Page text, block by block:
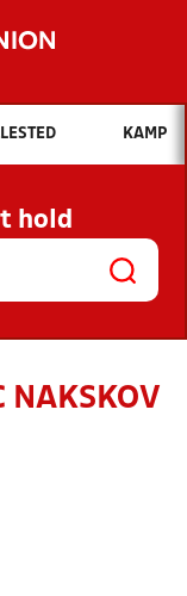
vil du søge efter?
OG NYHEDER
OG
KAMP
hold
NAKSKOV